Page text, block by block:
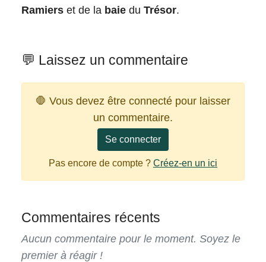
Ramiers et de la baie du Trésor.
💬 Laissez un commentaire
🛑 Vous devez être connecté pour laisser
un commentaire.
Se connecter
Pas encore de compte ? Créez-en un ici
Commentaires récents
Aucun commentaire pour le moment. Soyez le
premier à réagir !